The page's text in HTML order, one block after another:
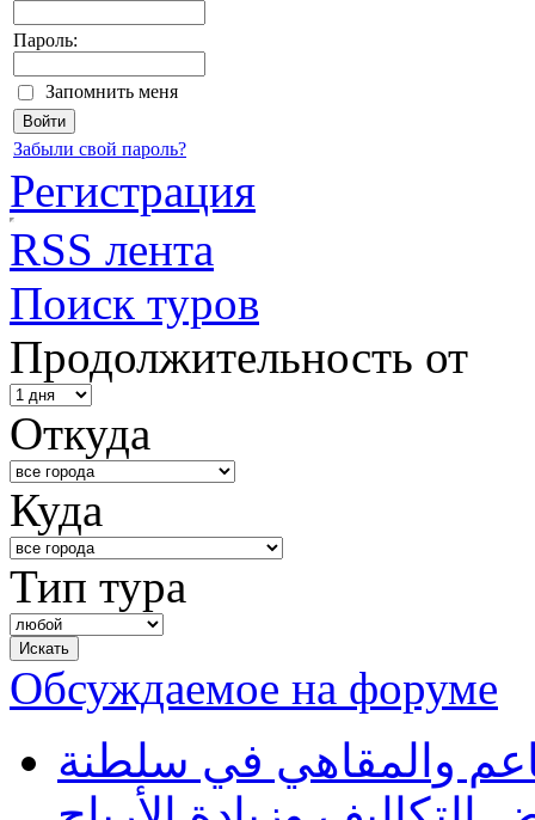
Пароль:
Запомнить меня
Забыли свой пароль?
Регистрация
RSS лента
Поиск туров
Продолжительность от
Откуда
Куда
Тип тура
Обсуждаемое на форуме
والمقاهي في سلطنة